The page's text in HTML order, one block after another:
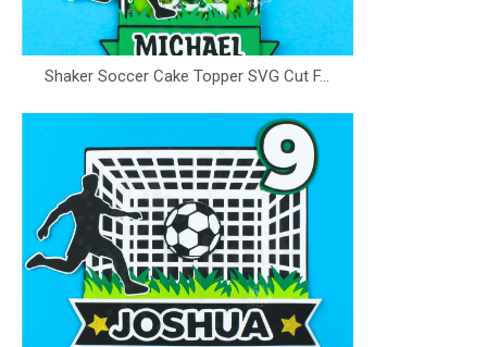
Shaker Soccer Cake Topper SVG Cut F...